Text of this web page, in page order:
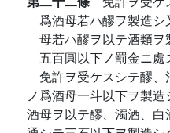
爲酒母若ハ醪ヲ製造
母若ハ醪ヲ以テ酒類
五百圓以下ノ罰金ニ處
免許ヲ受ケスシテ醪
ノ爲酒母一斗以下ヲ製
酒母ヲ以テ醪、濁酒、